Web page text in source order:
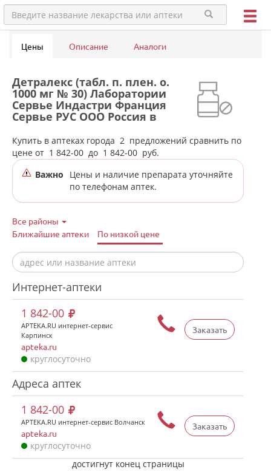
Цены Описание Аналоги
Детралекс (табл. п. плен. о.
1000 мг № 30) Лаборатории
Сервье Индастри Франция
Сервье РУС ООО Россия в
аптеках города Карпинска
Купить в аптеках города 2 предложений сравнить по
цене от 1 842-00 до 1 842-00 руб.
Важно
Цены и наличие препарата уточняйте
по телефонам аптек.
Все районы
Ближайшие аптеки
По низкой цене
Интернет-аптеки
Заказать
1 842-00
APTEKA.RU интернет-сервис
Карпинск
apteka.ru
круглосуточно
Адреса аптек
Заказать
1 842-00
APTEKA.RU интернет-сервис Волчанск
apteka.ru
круглосуточно
достигнут конец страницы